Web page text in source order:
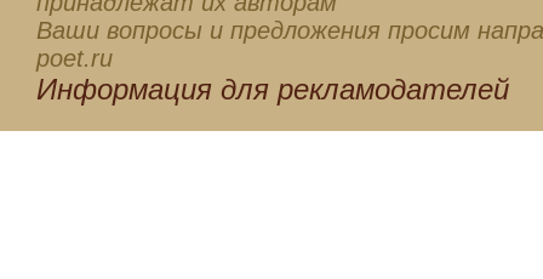
Ваши вопросы и предложения просим
poet.ru
Информация для рекламодателей